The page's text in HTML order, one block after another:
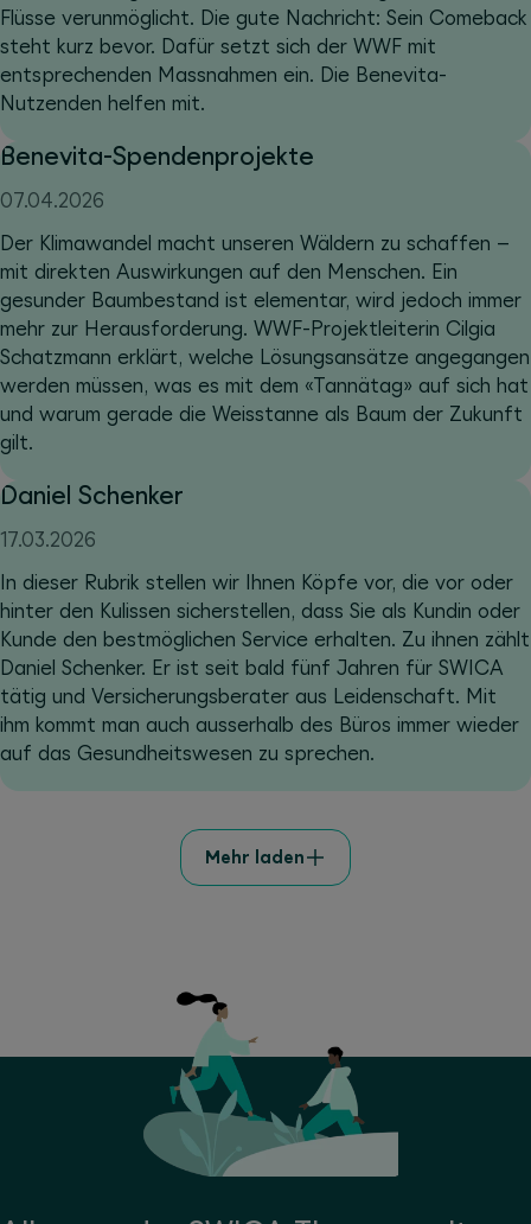
Flüsse verunmöglicht. Die gute Nachricht: Sein Comeback
steht kurz bevor. Dafür setzt sich der WWF mit
entsprechenden Massnahmen ein. Die Benevita-
Nutzenden helfen mit.
Benevita-Spendenprojekte
07.04.2026
Der Klimawandel macht unseren Wäldern zu schaffen –
mit direkten Auswirkungen auf den Menschen. Ein
gesunder Baumbestand ist elementar, wird jedoch immer
mehr zur Herausforderung. WWF-Projektleiterin Cilgia
Schatzmann erklärt, welche Lösungsansätze angegangen
werden müssen, was es mit dem «Tannätag» auf sich hat
und warum gerade die Weisstanne als Baum der Zukunft
gilt.
Daniel Schenker
17.03.2026
In dieser Rubrik stellen wir Ihnen Köpfe vor, die vor oder
hinter den Kulissen sicherstellen, dass Sie als Kundin oder
Kunde den bestmöglichen Service erhalten. Zu ihnen zählt
Daniel Schenker. Er ist seit bald fünf Jahren für SWICA
tätig und Versicherungsberater aus Leidenschaft. Mit
ihm kommt man auch ausserhalb des Büros immer wieder
auf das Gesundheitswesen zu sprechen.
Mehr laden